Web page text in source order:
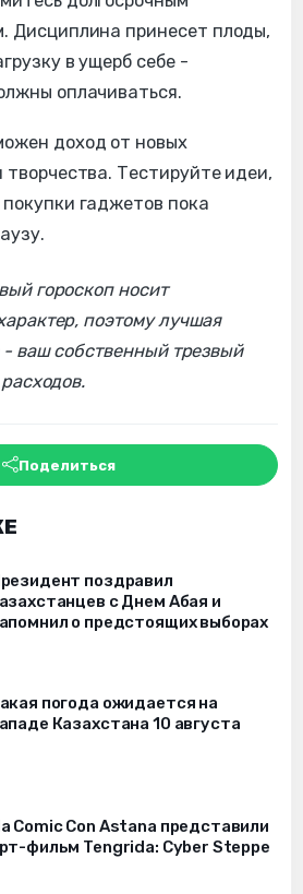
Дисциплина принесет плоды,
в ущерб себе -
оплачиваться.
доход от новых
творчества. Тестируйте идеи,
гаджетов пока
гороскоп носит
поэтому лучшая
- ваш собственный трезвый
Поделиться
поздравил
с Днем Абая и
о предстоящих выборах
погода ожидается на
Казахстана 10 августа
Comic Con Astana представили
фильм Tengrida: Cyber Steppe